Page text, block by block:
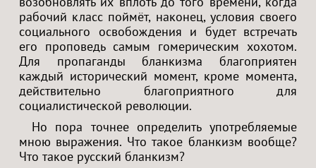
рабочий класс поймёт, наконец, условия своего
социального освобождения и будет встречать
его проповедь самым гомерическим хохотом.
Для пропаганды бланкизма благоприятен
каждый исторический момент, кроме момента,
действительно благоприятного для
социалистической революции.
Но пора точнее определить употребляемые
мною выражения. Что такое бланкизм вообще?
Что такое русский бланкизм?